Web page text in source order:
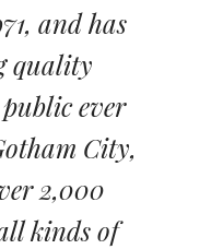
and has
quality
ever
City,
2,000
kinds of